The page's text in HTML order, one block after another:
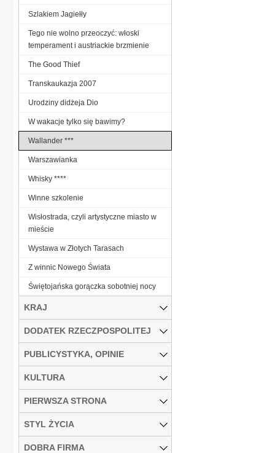
Szlakiem Jagiełły
Tego nie wolno przeoczyć: włoski
temperament i austriackie brzmienie
The Good Thief
Transkaukazja 2007
Urodziny didżeja Dio
W wakacje tylko się bawimy?
Wallander ***
Warszawianka
Whisky ****
Winne szkolenie
Wisłostrada, czyli artystyczne miasto w
mieście
Wystawa w Złotych Tarasach
Z winnic Nowego Świata
Świętojańska gorączka sobotniej nocy
KRAJ
DODATEK RZECZPOSPOLITEJ
PUBLICYSTYKA, OPINIE
KULTURA
PIERWSZA STRONA
STYL ŻYCIA
DOBRA FIRMA